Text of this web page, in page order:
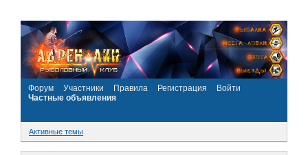
Форум Участники Правила Регистрация
Войти
Частные объявления
Активные темы